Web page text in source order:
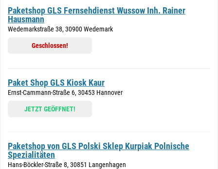
Paketshop GLS Fernsehdienst Wussow Inh. Rainer
Hausmann
Wedemarkstraße 38, 30900 Wedemark
Geschlossen!
Paket Shop GLS Kiosk Kaur
Ernst-Cammann-Straße 6, 30453 Hannover
JETZT GEÖFFNET!
Paketshop von GLS Polski Sklep Kurpiak Polnische
Spezialitäten
Hans-Böckler-Straße 8, 30851 Langenhagen